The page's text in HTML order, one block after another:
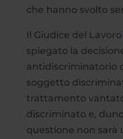
che hanno svolto
Il Giudice del Lavoro
spiegato la
antidiscriminatorio
soggetto
trattamento
discriminato e,
questione non sarà